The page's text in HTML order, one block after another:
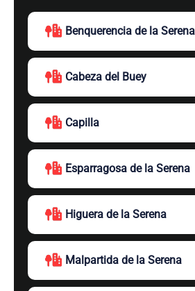
Benquerencia de la Serena
Cabeza del Buey
Capilla
Esparragosa de la Serena
Higuera de la Serena
Malpartida de la Serena